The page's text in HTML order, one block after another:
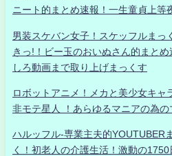
ニート的まとめ速報！一生童貞上等
男装スケバン女子！スケッフルまっ
きっ!！ビー玉のおいぬさん的まと
しろ動画まで取り上げまっくす
ロボットアニメ！メカと美少女キャ
非モテ星人 ！あらゆるマニアの為の
ハルッフル-専業主夫的YOUTUBER
く！初老人の介護生活！激動の1750